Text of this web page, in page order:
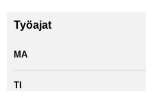
Työajat
MA
TI